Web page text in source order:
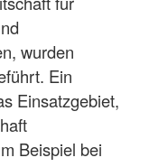
wurden
Ein
Einsatzgebiet,
Beispiel bei